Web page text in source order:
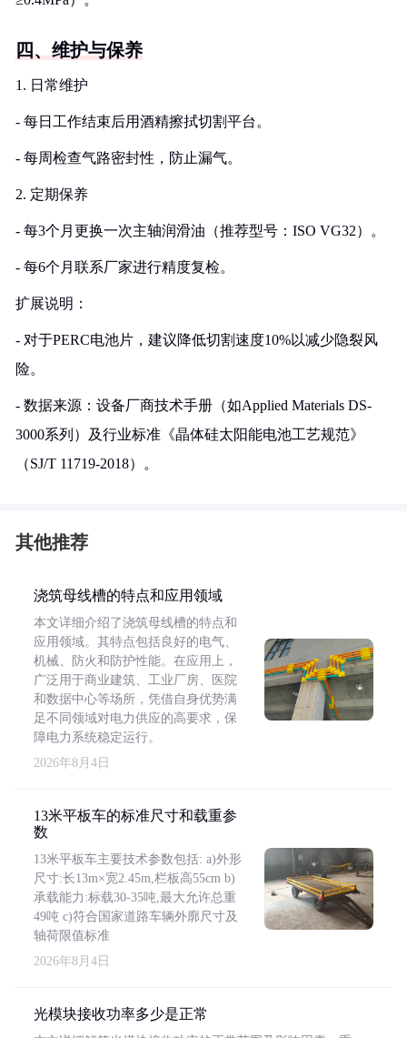
四、维护与保养
1. 日常维护
- 每日工作结束后用酒精擦拭切割平台。
- 每周检查气路密封性，防止漏气。
2. 定期保养
- 每3个月更换一次主轴润滑油（推荐型号：ISO VG32）。
- 每6个月联系厂家进行精度复检。
扩展说明：
- 对于PERC电池片，建议降低切割速度10%以减少隐裂风
险。
- 数据来源：设备厂商技术手册（如Applied Materials DS-
3000系列）及行业标准《晶体硅太阳能电池工艺规范》
（SJ/T 11719-2018）。
其他推荐
浇筑母线槽的特点和应用领域
本文详细介绍了浇筑母线槽的特点和
应用领域。其特点包括良好的电气、
机械、防火和防护性能。在应用上，
广泛用于商业建筑、工业厂房、医院
和数据中心等场所，凭借自身优势满
足不同领域对电力供应的高要求，保
障电力系统稳定运行。
2026年8月4日
13米平板车的标准尺寸和载重参
数
13米平板车主要技术参数包括: a)外形
尺寸:长13m×宽2.45m,栏板高55cm b)
承载能力:标载30-35吨,最大允许总重
49吨 c)符合国家道路车辆外廓尺寸及
轴荷限值标准
2026年8月4日
光模块接收功率多少是正常